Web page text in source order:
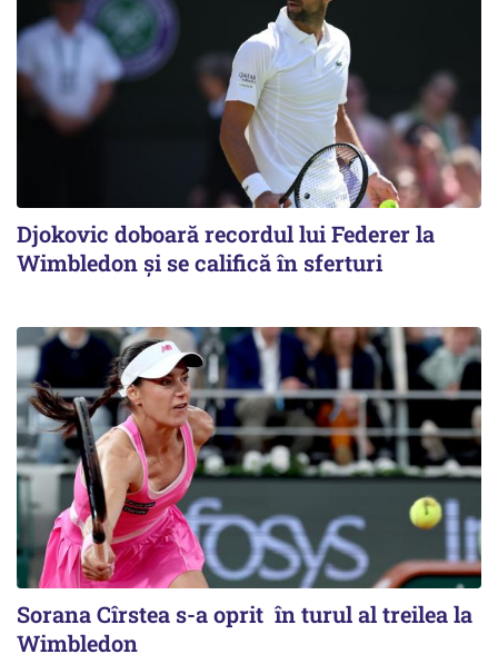
Djokovic doboară recordul lui Federer la
Wimbledon și se califică în sferturi
Sorana Cîrstea s-a oprit în turul al treilea la
Wimbledon